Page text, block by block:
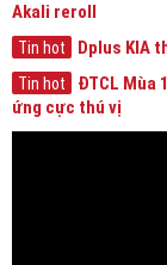
Akali reroll
Tin hot Dplus KIA
Tin hot
ĐTCL Mùa
ứng cực thú vị